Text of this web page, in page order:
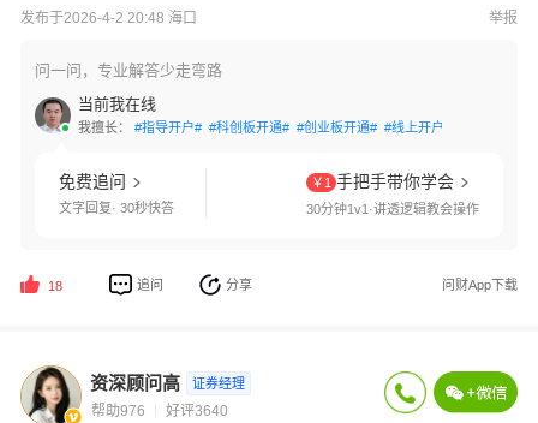
发布于2026-4-2 20:48 海口 举报
问一问，专业解答少走弯路
当前我在线
我擅长： #指导开户# #科创板开通# #创业板开通# #线上开户#
免费追问
文字回复· 30秒快答
￥1 手把手带你学会
30分钟1v1·讲透逻辑教会操作
18 追问 分享 问财App下载
资深顾问高 证券经理
帮助976 好评3640